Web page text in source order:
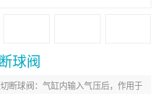
球阀
断球阀：气缸内输入气压后，作用于